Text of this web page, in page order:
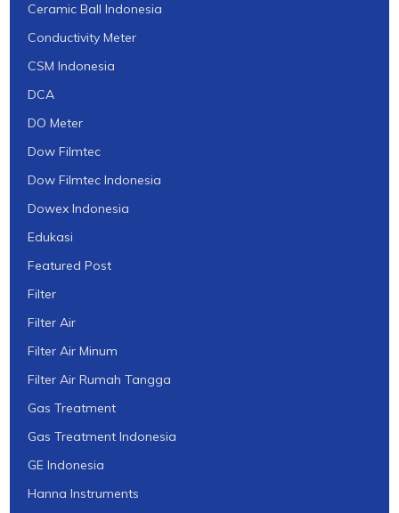
Ceramic Ball Indonesia
Conductivity Meter
CSM Indonesia
DCA
DO Meter
Dow Filmtec
Dow Filmtec Indonesia
Dowex Indonesia
Edukasi
Featured Post
Filter
Filter Air
Filter Air Minum
Filter Air Rumah Tangga
Gas Treatment
Gas Treatment Indonesia
GE Indonesia
Hanna Instruments